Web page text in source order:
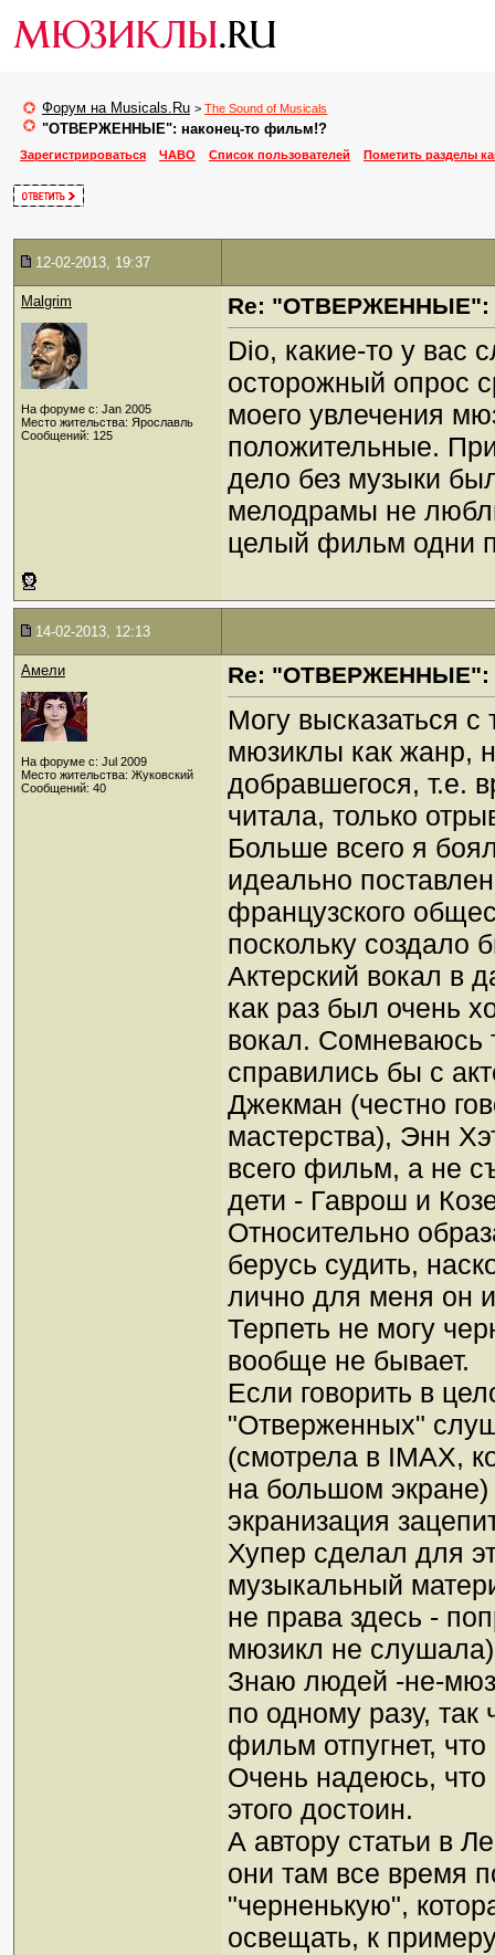
Форум на Musicals.Ru > The Sound of Musicals
"ОТВЕРЖЕННЫЕ": наконец-то фильм!?
Зарегистрироваться ЧАВО Список пользователей Пометить разделы
12-02-2013, 19:37
Malgrim
На форуме с: Jan 2005
Место жительства: Ярославль
Сообщений: 125
Re: "ОТВЕРЖЕННЫЕ":
Dio, какие-то у вас
осторожный опрос
моего увлечения
положительные.
дело без музыки
мелодрамы не
целый фильм одни
14-02-2013, 12:13
Амели
На форуме с: Jul 2009
Место жительства: Жуковский
Сообщений: 40
Re: "ОТВЕРЖЕННЫЕ":
Могу высказаться
мюзиклы как жанр,
добравшегося, т.е.
читала, только
Больше всего я
идеально
французского
поскольку создало
Актерский вокал в
как раз был очень
вокал. Сомневаюсь
справились бы с
Джекман (честно
мастерства), Энн
всего фильм, а не
дети - Гаврош и
Относительно
берусь судить,
лично для меня он
Терпеть не могу
вообще не бывает.
Если говорить в
"Отверженных"
(смотрела в IMAX,
на большом экране)
экранизация
Хупер сделал для
музыкальный
не права здесь -
мюзикл не
Знаю людей -не-
по одному разу, так
фильм отпугнет, что
Очень надеюсь,
этого достоин.
А автору статьи в
они там все время
"черненькую",
освещать, к